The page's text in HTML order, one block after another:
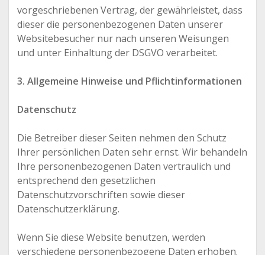
vorgeschriebenen Vertrag, der gewährleistet, dass
dieser die personenbezogenen Daten unserer
Websitebesucher nur nach unseren Weisungen
und unter Einhaltung der DSGVO verarbeitet.
3. Allgemeine Hinweise und Pflichtinformationen
Datenschutz
Die Betreiber dieser Seiten nehmen den Schutz
Ihrer persönlichen Daten sehr ernst. Wir behandeln
Ihre personenbezogenen Daten vertraulich und
entsprechend den gesetzlichen
Datenschutzvorschriften sowie dieser
Datenschutzerklärung.
Wenn Sie diese Website benutzen, werden
verschiedene personenbezogene Daten erhoben.